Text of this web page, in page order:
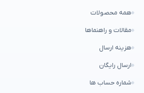
همه محصولات
مقالات و راهنماها
هزینه ارسال
ارسال رایگان
شماره حساب ها